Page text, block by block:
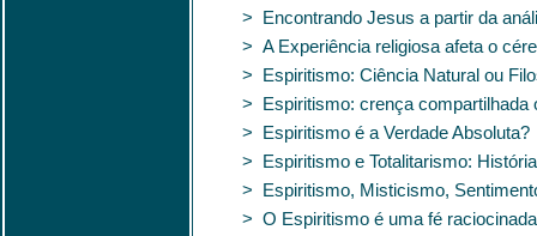
> Encontrando Jesus a partir da
> A Experiência religiosa afeta o
> Espiritismo: Ciência Natural ou
> Espiritismo: crença compartilhada
> Espiritismo é a Verdade Absoluta?
> Espiritismo e Totalitarismo:
> Espiritismo, Misticismo,
> O Espiritismo é uma fé